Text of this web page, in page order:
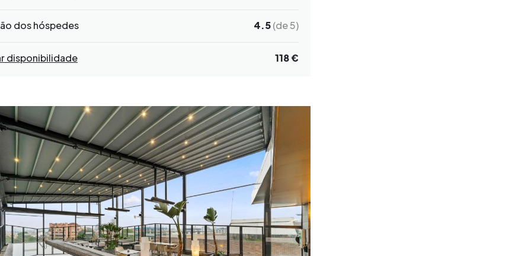
dos hóspedes 4.5(de 5)
disponibilidade 118 €